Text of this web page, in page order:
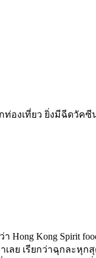
องเที่ยว ยิ่งมีฉีดวัค
Hong Kong Spirit
เลย เรียกว่าฉุกละหุ